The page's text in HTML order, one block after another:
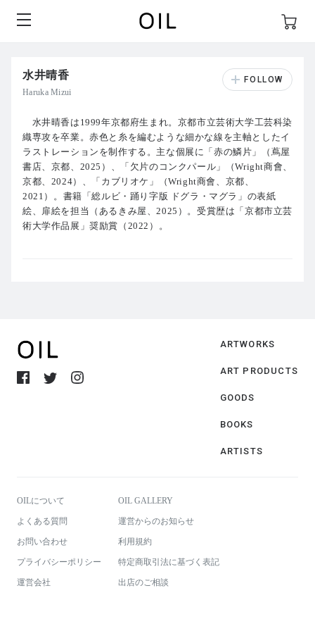
水井晴香
Haruka Mizui
水井晴香は1999年京都府生まれ。京都市立芸術大学工芸科染
織専攻を卒業。赤色と糸を編むような細かな線を主軸としたイ
ラストレーションを制作する。主な個展に「赤の鱗片」（蔦屋
書店、京都、2025）、「欠片のコンクパール」（Wright商會、
京都、2024）、「カブリオケ」（Wright商會、京都、
2021）。書籍「総ルビ・踊り字版 ドグラ・マグラ」の表紙
絵、扉絵を担当（あるきみ屋、2025）。受賞歴は「京都市立芸
術大学作品展」奨励賞（2022）。
ARTWORKS
ART PRODUCTS
GOODS
BOOKS
ARTISTS
OILについて OIL GALLERY
よくある質問 運営からのお知らせ
お問い合わせ 利用規約
プライバシーポリシー 特定商取引法に基づく表記
運営会社 出店のご相談